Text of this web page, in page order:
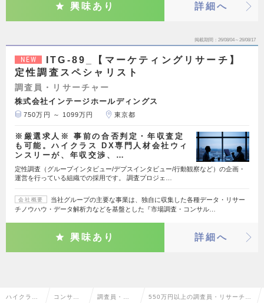
興味あり 詳細へ
掲載期間 26/08/04～26/08/17
NEW
ITG-89_【マーケティングリサーチ】
定性調査スペシャリスト
調査員・リサーチャー
株式会社インテージホールディングス
750万円 ～ 1099万円 東京都
※厳選求人※ 事前の合否判定・年収査定
も可能。ハイクラス DX専門人材会社ウィ
ンスリーが、年収交渉、…
定性調査（グループインタビュー/デプスインタビュー/行動観察など）の企画・
運営を行っている組織での採用です。 調査プロジェ…
会社概要
当社グループの主要な事業は、独自に収集した各種データ・リサー
チノウハウ・データ解析力などを基盤とした『市場調査・コンサル…
興味あり 詳細へ
ハイクラス コンサル 調査員・リ 550万円以上の調査員・リサーチャ